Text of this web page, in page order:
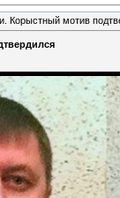
Корыстный мотив